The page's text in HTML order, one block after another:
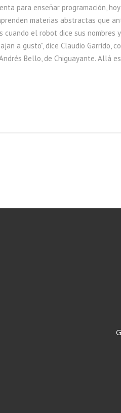
para enseñar programación,
materias abstractas que
cuando el robot dice sus
a gusto", dice Claudio Garrido,
Bello, de Chiguayante. Allá